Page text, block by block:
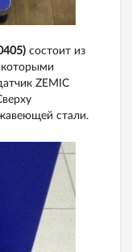
состоит из
ZEMIC
стали.